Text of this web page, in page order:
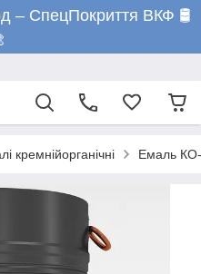
– СпецПокриття ВКФ 🛢️
кремнійорганічні Емаль КО-